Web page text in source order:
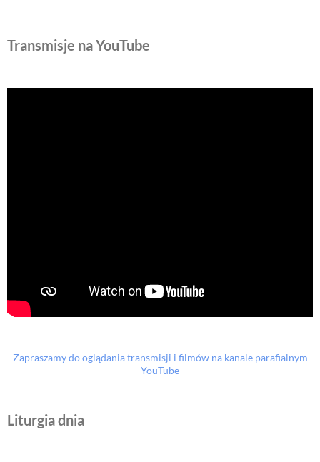
Transmisje na YouTube
Zapraszamy do oglądania transmisji i filmów na kanale parafialnym
YouTube
Liturgia dnia